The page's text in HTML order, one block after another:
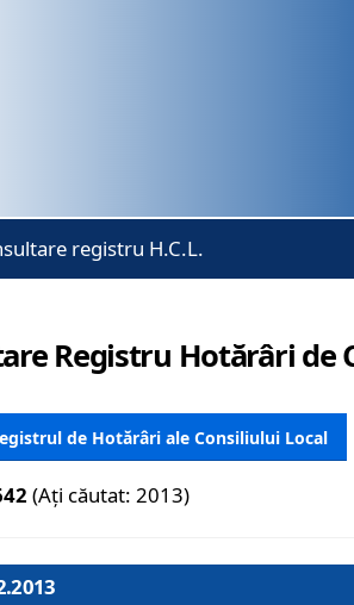
registru H.C.L.
Registru Hotărâri de
de Hotărâri ale Consiliului Local
(Ați căutat: 2013)